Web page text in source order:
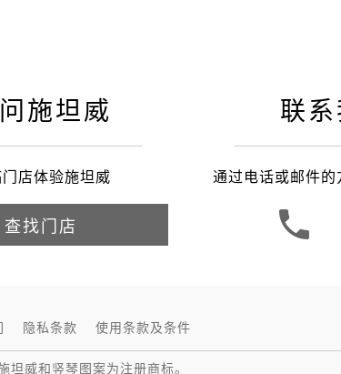
施坦威
店体验施坦威
查找门店
联系
通过电话或邮件
隐私条款 使用条款及条件
威和竖琴图案为注册商标。